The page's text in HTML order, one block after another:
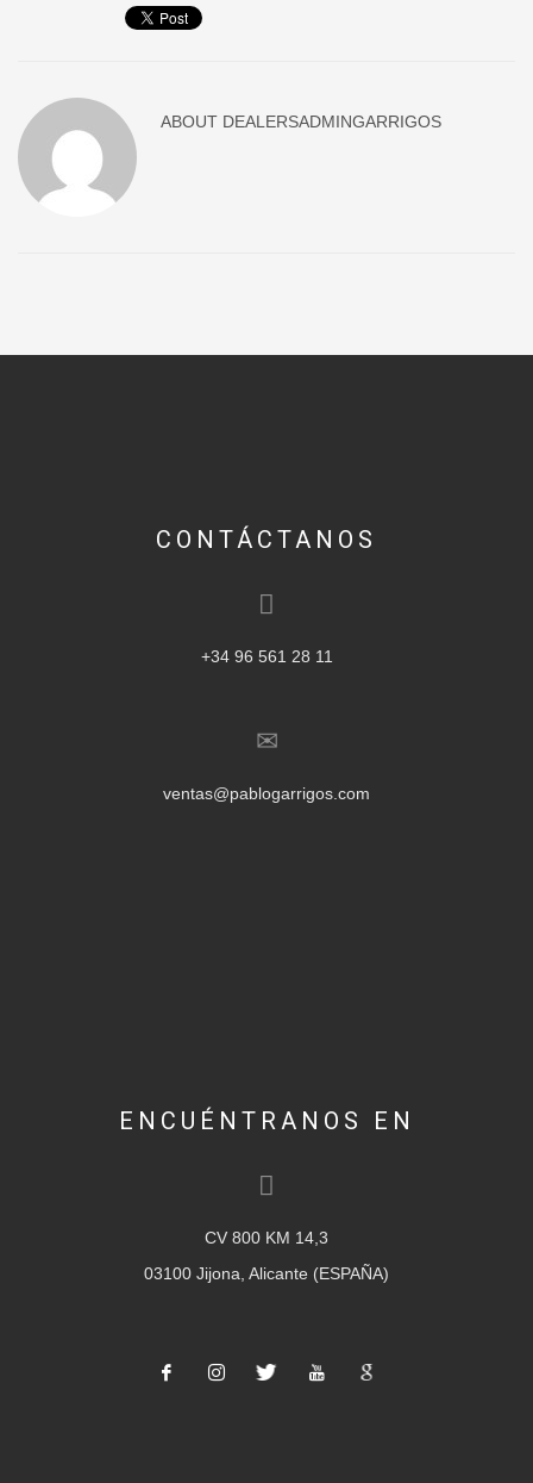
ABOUT DEALERSADMINGARRIGOS
CONTÁCTANOS
+34 96 561 28 11
ventas@pablogarrigos.com
ENCUÉNTRANOS EN
CV 800 KM 14,3
03100 Jijona, Alicante (ESPAÑA)